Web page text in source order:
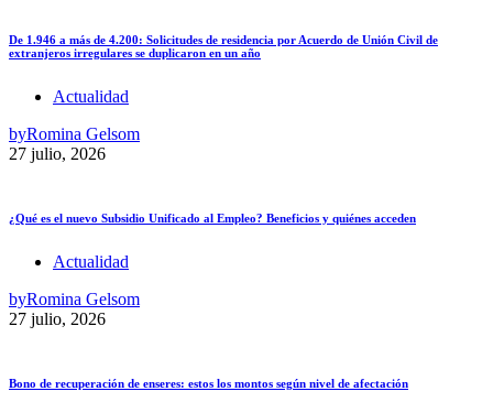
De 1.946 a más de 4.200: Solicitudes de residencia por Acuerdo de Unión Civil de
extranjeros irregulares se duplicaron en un año
Actualidad
byRomina Gelsom
27 julio, 2026
¿Qué es el nuevo Subsidio Unificado al Empleo? Beneficios y quiénes acceden
Actualidad
byRomina Gelsom
27 julio, 2026
Bono de recuperación de enseres: estos los montos según nivel de afectación